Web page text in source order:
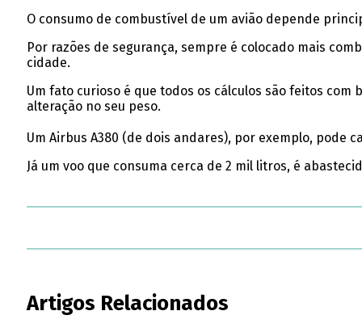
O consumo de combustível de um avião depende
Por razões de segurança, sempre é colocado mais
cidade.
Um fato curioso é que todos os cálculos são feitos
alteração no seu peso.
Um Airbus A380 (de dois andares), por exemplo, pode
Já um voo que consuma cerca de 2 mil litros, é
Artigos Relacionados